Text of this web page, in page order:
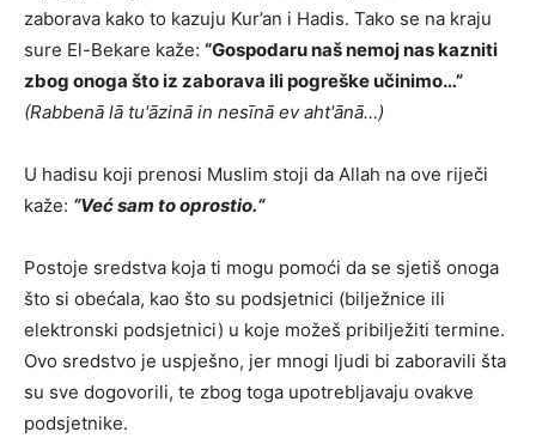
zaborava kako to kazuju Kur’an i Hadis. Tako se na kraju
sure El-Bekare kaže: “Gospodaru naš nemoj nas kazniti
zbog onoga što iz zaborava ili pogreške učinimo…”
(Rabbenā lā tu'āzinā in nesīnā ev aht'ānā…)
U hadisu koji prenosi Muslim stoji da Allah na ove riječi
kaže: “Već sam to oprostio.“
Postoje sredstva koja ti mogu pomoći da se sjetiš onoga
što si obećala, kao što su podsjetnici (bilježnice ili
elektronski podsjetnici) u koje možeš pribilježiti termine.
Ovo sredstvo je uspješno, jer mnogi ljudi bi zaboravili šta
su sve dogovorili, te zbog toga upotrebljavaju ovakve
podsjetnike.